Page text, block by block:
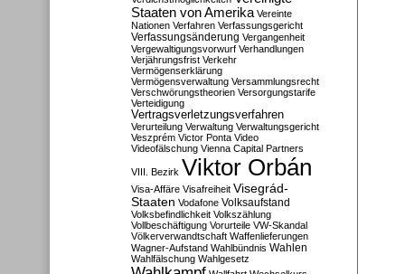
Staaten von Amerika Vereinte
Nationen Verfahren Verfassungsgericht
Verfassungsänderung Vergangenheit
Vergewaltigungsvorwurf Verhandlungen
Verjährungsfrist Verkehr
Vermögenserklärung
Vermögensverwaltung Versammlungsrecht
Verschwörungstheorien Versorgungstarife
Verteidigung
Vertragsverletzungsverfahren
Verurteilung Verwaltung Verwaltungsgericht
Veszprém Victor Ponta Video
Videofälschung Vienna Capital Partners
VIII. Bezirk Viktor Orbán
Visa-Affäre Visafreiheit Visegrád-
Staaten Vodafone Volksaufstand
Volksbefindlichkeit Volkszählung
Vollbeschäftigung Vorurteile VW-Skandal
Völkerverwandtschaft Waffenlieferungen
Wagner-Aufstand Wahlbündnis Wahlen
Wahlfälschung Wahlgesetz